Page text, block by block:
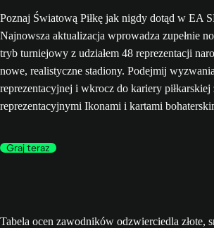
Poznaj Światową Piłkę jak nigdy dotąd w EA
Najnowsza aktualizacja wprowadza zupełnie
tryb turniejowy z udziałem 48 reprezentacji
nowe, realistyczne stadiony. Podejmij
reprezentacyjnej i wkrocz do kariery
reprezentacyjnymi Ikonami i kartami
Graj teraz
Tabela ocen zawodników odzwierciedla złote,